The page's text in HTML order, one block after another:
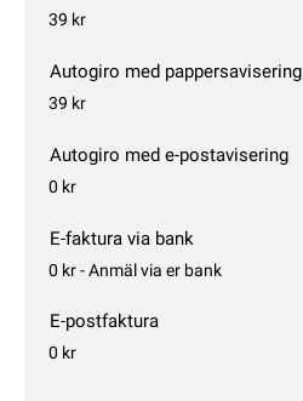
39 kr
Autogiro med pappersavisering
39 kr
Autogiro med e-postavisering
0 kr
E-faktura via bank
0 kr - Anmäl via er bank
E-postfaktura
0 kr